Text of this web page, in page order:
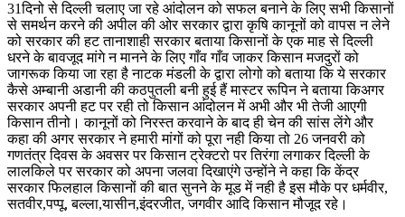
31दिनो से दिल्ली चलाए जा रहे आंदोलन को सफल बनाने के लिए सभी किसानों
से समर्थन करने की अपील की ओर सरकार द्वारा कृषि कानूनों को वापस न लेने
को सरकार की हट तानाशाही सरकार बताया किसानों के एक माह से दिल्ली
धरने के बावजूद मांगे न मानने के लिए गाँव गाँव जाकर किसान मजदुरों को
जागरूक किया जा रहा है नाटक मंडली के द्वारा लोगो को बताया कि ये सरकार
कैसे अम्बानी अडानी की कठपुतली बनी हुई हैं मास्टर रूपिन ने बताया किअगर
सरकार अपनी हट पर रही तो किसान आंदोलन में अभी और भी तेजी आएगी
किसान तीनो। कानूनों को निरस्त करवाने के बाद ही चेन की सांस लेंगे और
कहा की अगर सरकार ने हमारी मांगों को पूरा नही किया तो 26 जनवरी को
गणतंत्र दिवस के अवसर पर किसान ट्रेक्टरो पर तिरंगा लगाकर दिल्ली के
लालकिले पर सरकार को अपना जलवा दिखाएंगे उन्होंने ने कहा कि केंद्र
सरकार फिलहाल किसानों की बात सुनने के मूड में नही है इस मौके पर धर्मवीर,
सतवीर,पप्पू, बल्ला,यासीन,इंदरजीत, जगवीर आदि किसान मौजूद रहे।